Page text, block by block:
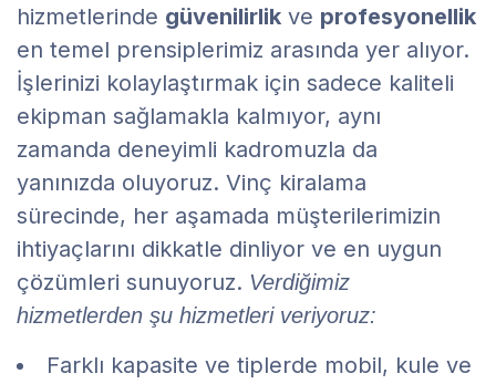
hizmetlerinde güvenilirlik ve profesyonellik
en temel prensiplerimiz arasında yer alıyor.
İşlerinizi kolaylaştırmak için sadece kaliteli
ekipman sağlamakla kalmıyor, aynı
zamanda deneyimli kadromuzla da
yanınızda oluyoruz. Vinç kiralama
sürecinde, her aşamada müşterilerimizin
ihtiyaçlarını dikkatle dinliyor ve en uygun
çözümleri sunuyoruz. Verdiğimiz
hizmetlerden şu hizmetleri veriyoruz:
Farklı kapasite ve tiplerde mobil, kule ve